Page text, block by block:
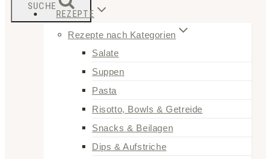
SUCHE
REZEPTE
Rezepte nach Kategorien
Salate
Suppen
Pasta
Risotto, Bowls & Getreide
Snacks & Beilagen
Dips & Aufstriche